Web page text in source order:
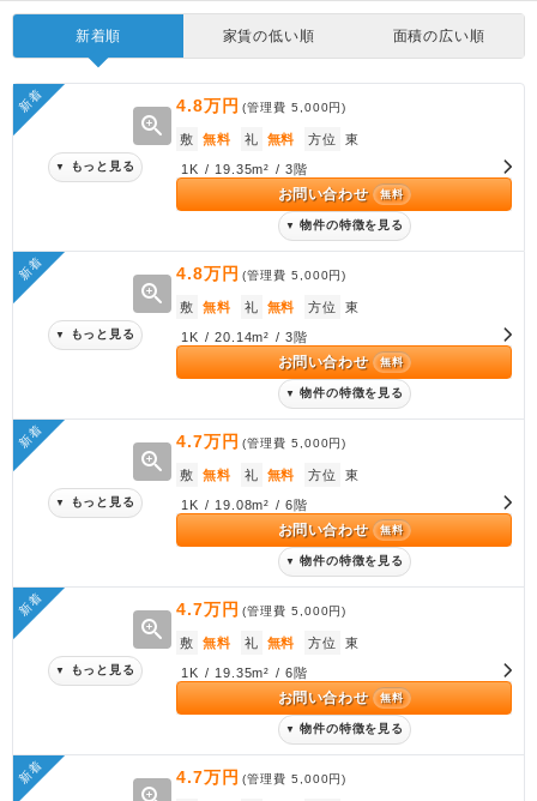
新着順 家賃の低い順 面積の広い順
新着
zoom_in
▼ もっと見る
4.8万円 (管理費5,000円)
敷 無料 礼 無料 方位 東
1K / 19.35m² / 3階
お問い合わせ 無料
▼ 物件の特徴を見る
新着
zoom_in
▼ もっと見る
4.8万円 (管理費5,000円)
敷 無料 礼 無料 方位 東
1K / 20.14m² / 3階
お問い合わせ 無料
▼ 物件の特徴を見る
新着
zoom_in
▼ もっと見る
4.7万円 (管理費5,000円)
敷 無料 礼 無料 方位 東
1K / 19.08m² / 6階
お問い合わせ 無料
▼ 物件の特徴を見る
新着
zoom_in
▼ もっと見る
4.7万円 (管理費5,000円)
敷 無料 礼 無料 方位 東
1K / 19.35m² / 6階
お問い合わせ 無料
▼ 物件の特徴を見る
新着 4.7万円 (管理費5,000円)